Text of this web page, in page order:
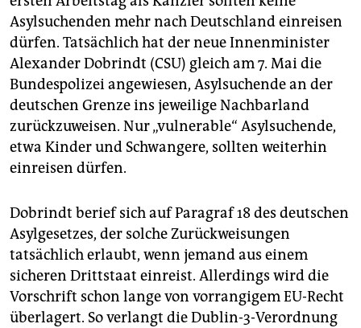
Asylsuchenden mehr nach Deutschland einreisen
dürfen. Tatsächlich hat der neue Innenminister
Alexander Dobrindt (CSU) gleich am 7. Mai die
Bundespolizei angewiesen, Asylsuchende an der
deutschen Grenze ins jeweilige Nachbarland
zurückzuweisen. Nur „vulnerable“ Asylsuchende,
etwa Kinder und Schwangere, sollten weiterhin
einreisen dürfen.
Dobrindt berief sich auf Paragraf 18 des deutschen
Asylgesetzes, der solche Zurückweisungen
tatsächlich erlaubt, wenn jemand aus einem
sicheren Drittstaat einreist. Allerdings wird die
Vorschrift schon lange von vorrangigem EU-Recht
überlagert. So verlangt die Dublin-3-Verordnung